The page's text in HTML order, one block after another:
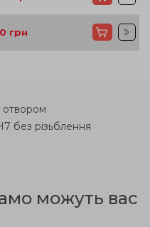
грн
отвором
без різьблення
можуть вас